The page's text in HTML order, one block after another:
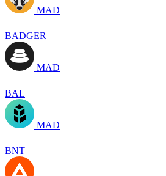
MAD
BADGER
MAD
BAL
MAD
BNT